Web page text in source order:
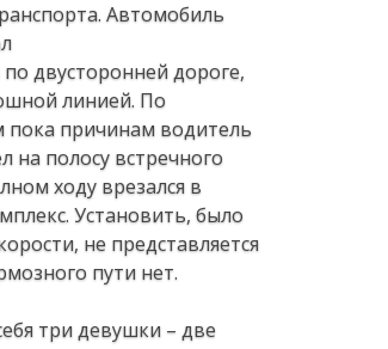
Автомобиль
двусторонней дороге,
линией. По
пока причинам водитель
на полосу встречного
ходу врезался в
Установить, было
не представляется
пути нет.
три девушки – две